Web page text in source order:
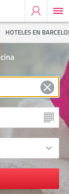
HOTELES EN